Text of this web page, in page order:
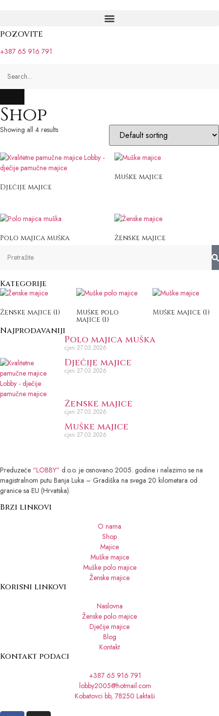
POZOVITE
+387 65 916 791
Shop
Showing all 4 results
Dječije majice
Muške majice
Polo majica muška Ženske majice
Kategorije
Ženske majice (1) Muške polo
majice (1)
Muške majice (1)
Najprodavaniji
Polo majica muška
cjxri 27.03.2026
Dječije majice
cjxri 27.03.2026
Ženske majice
cjxri 27.03.2026
Muške majice
cjxri 27.03.2026
Preduzeće “LOBBY” d.o.o. je osnovano 2005. godine i nalazimo se na
magistralnom putu Banja Luka – Gradiška na svega 20 kilometara od
granice sa EU (Hrvatska).
Brzi linkovi
O nama
Shop
Majice
Muške majice
Muške polo majice
Ženske majice
Korisni linkovi
Naslovna
Ženske polo majice
Dječije majice
Blog
Kontakt
Kontakt podaci
+387 65 916 791
lobby2005@hotmail.com
Kobatovci bb, 78250 Laktaši